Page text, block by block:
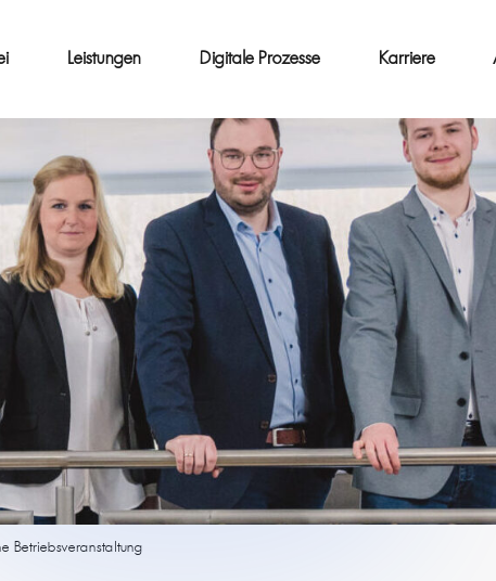
Leistungen Digitale Prozesse Karriere
Betriebsveranstaltung